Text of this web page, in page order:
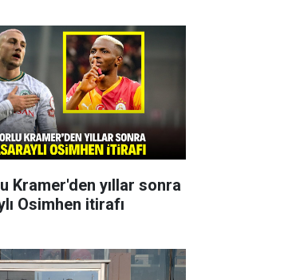
Kramer'den yıllar sonra
Osimhen itirafı